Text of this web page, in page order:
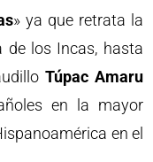
» ya que retrata la
de los Incas, hasta
Túpac Amaru
en la mayor
en el